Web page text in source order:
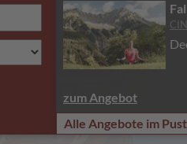
zum Angebot
Alle Angebote im